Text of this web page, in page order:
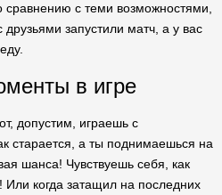
с теми возможностями,
запустили матч, а у вас
в игре
допустим, играешь с
старается, а ты поднимаешься на
шанса! Чувствуешь себя, как
когда затащил на последних